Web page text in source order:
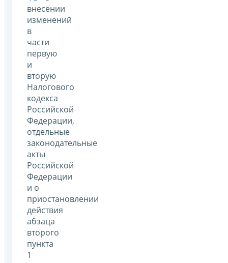
внесении
изменений
в
части
первую
и
вторую
Налогового
кодекса
Российской
Федерации,
отдельные
законодательные
акты
Российской
Федерации
и о
приостановлении
действия
абзаца
второго
пункта
1